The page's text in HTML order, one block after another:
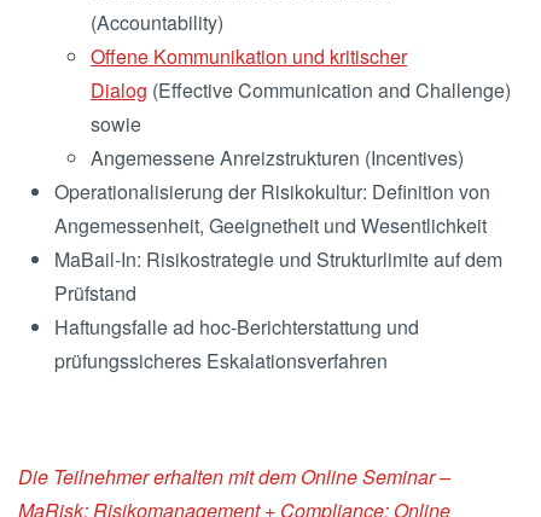
(Accountability)
Offene Kommunikation und kritischer
Dialog (Effective Communication and Challenge)
sowie
Angemessene Anreizstrukturen (Incentives)
Operationalisierung der Risikokultur: Definition von
Angemessenheit, Geeignetheit und Wesentlichkeit
MaBail-In: Risikostrategie und Strukturlimite auf dem
Prüfstand
Haftungsfalle ad hoc-Berichterstattung und
prüfungssicheres Eskalationsverfahren
Die Teilnehmer erhalten mit dem Online Seminar –
MaRisk: Risikomanagement + Compliance: Online